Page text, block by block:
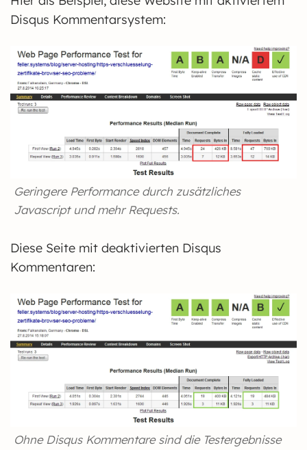
Disqus Kommentarsystem:
Geringere Performance durch zusätzliches
Javascript und mehr Requests.
Diese Seite mit deaktivierten Disqus
Kommentaren:
Ohne Disqus Kommentare sind die Testergebnisse